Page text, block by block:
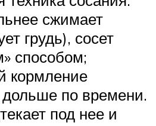
сжимает
грудь), сосет
способом;
кормление
дольше по времени.
под нее и